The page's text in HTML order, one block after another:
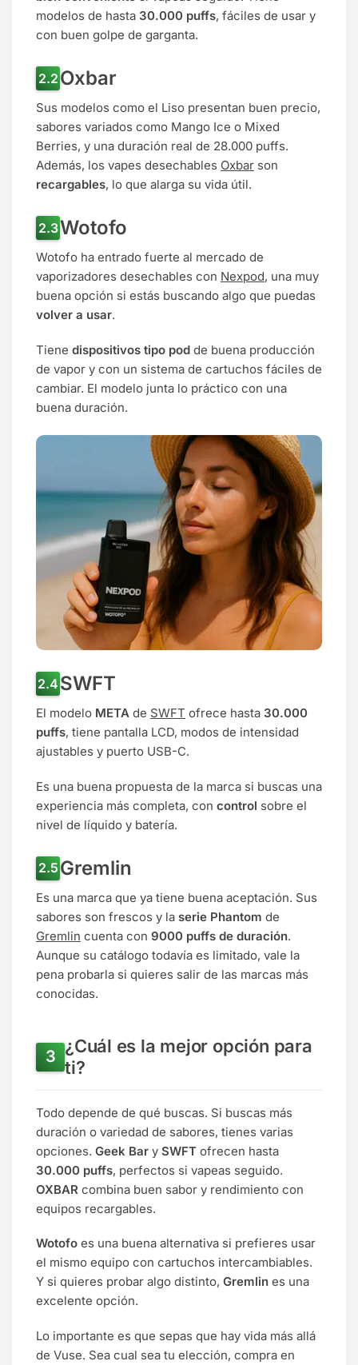
modelos de hasta 30.000 puffs, fáciles de usar y
con buen golpe de garganta.
Oxbar
Sus modelos como el Liso presentan buen precio,
sabores variados como Mango Ice o Mixed
Berries, y una duración real de 28.000 puffs.
Además, los vapes desechables Oxbar son
recargables, lo que alarga su vida útil.
Wotofo
Wotofo ha entrado fuerte al mercado de
vaporizadores desechables con Nexpod, una muy
buena opción si estás buscando algo que puedas
volver a usar.
Tiene dispositivos tipo pod de buena producción
de vapor y con un sistema de cartuchos fáciles de
cambiar. El modelo junta lo práctico con una
buena duración.
SWFT
El modelo META de SWFT ofrece hasta 30.000
puffs, tiene pantalla LCD, modos de intensidad
ajustables y puerto USB-C.
Es una buena propuesta de la marca si buscas una
experiencia más completa, con control sobre el
nivel de líquido y batería.
Gremlin
Es una marca que ya tiene buena aceptación. Sus
sabores son frescos y la serie Phantom de
Gremlin cuenta con 9000 puffs de duración.
Aunque su catálogo todavía es limitado, vale la
pena probarla si quieres salir de las marcas más
conocidas.
¿Cuál es la mejor opción para
ti?
Todo depende de qué buscas. Si buscas más
duración o variedad de sabores, tienes varias
opciones. Geek Bar y SWFT ofrecen hasta
30.000 puffs, perfectos si vapeas seguido.
OXBAR combina buen sabor y rendimiento con
equipos recargables.
Wotofo es una buena alternativa si prefieres usar
el mismo equipo con cartuchos intercambiables.
Y si quieres probar algo distinto, Gremlin es una
excelente opción.
Lo importante es que sepas que hay vida más allá
de Vuse. Sea cual sea tu elección, compra en